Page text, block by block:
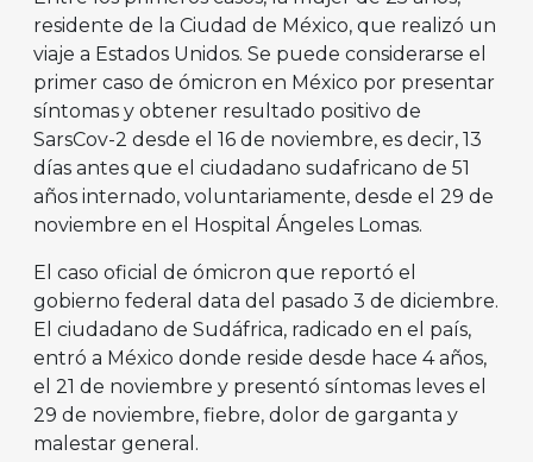
residente de la Ciudad de México, que realizó un
viaje a Estados Unidos. Se puede considerarse el
primer caso de ómicron en México por presentar
síntomas y obtener resultado positivo de
SarsCov-2 desde el 16 de noviembre, es decir, 13
días antes que el ciudadano sudafricano de 51
años internado, voluntariamente, desde el 29 de
noviembre en el Hospital Ángeles Lomas.
El caso oficial de ómicron que reportó el
gobierno federal data del pasado 3 de diciembre.
El ciudadano de Sudáfrica, radicado en el país,
entró a México donde reside desde hace 4 años,
el 21 de noviembre y presentó síntomas leves el
29 de noviembre, fiebre, dolor de garganta y
malestar general.